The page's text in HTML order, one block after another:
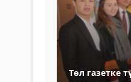
Төл газетке